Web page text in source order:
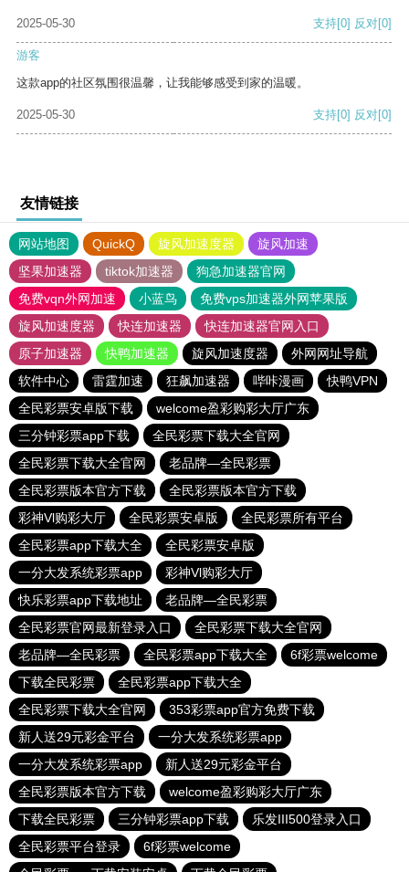
2025-05-30 支持[0] 反对[0]
游客
这款app的社区氛围很温馨，让我能够感受到家的温暖。
2025-05-30 支持[0] 反对[0]
友情链接
网站地图 QuickQ 旋风加速度器
旋风加速
坚果加速器
tiktok加速器
狗急加速器官网
免费vqn外网加速
小蓝鸟
免费vps加速器外网苹果版
旋风加速度器
快连加速器
快连加速器官网入口
原子加速器
快鸭加速器 旋风加速度器
外网网址导航
软件中心
雷霆加速 狂飙加速器 哔咔漫画
快鸭VPN
全民彩票安卓版下载
welcome盈彩购彩大厅广东
三分钟彩票app下载
全民彩票下载大全官网
全民彩票下载大全官网
老品牌—全民彩票
全民彩票版本官方下载
全民彩票版本官方下载
彩神Vl购彩大厅
全民彩票安卓版
全民彩票所有平台
全民彩票app下载大全
全民彩票安卓版
一分大发系统彩票app
彩神Vl购彩大厅
快乐彩票app下载地址
老品牌—全民彩票
全民彩票官网最新登录入口
全民彩票下载大全官网
老品牌—全民彩票
全民彩票app下载大全
6f彩票welcome
下载全民彩票
全民彩票app下载大全
全民彩票下载大全官网
353彩票app官方免费下载
新人送29元彩金平台
一分大发系统彩票app
一分大发系统彩票app
新人送29元彩金平台
全民彩票版本官方下载
welcome盈彩购彩大厅广东
下载全民彩票
三分钟彩票app下载
乐发III500登录入口
全民彩票平台登录
6f彩票welcome